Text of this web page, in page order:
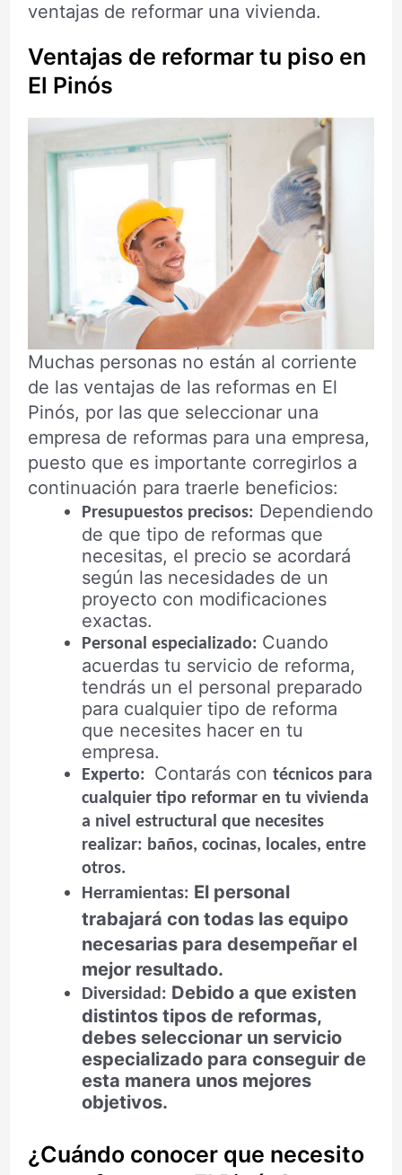
ventajas de reformar una vivienda.
Ventajas de reformar tu piso en
El Pinós
Muchas personas no están al corriente
de las ventajas de las reformas en El
Pinós, por las que seleccionar una
empresa de reformas para una empresa,
puesto que es importante corregirlos a
continuación para traerle beneficios:
Presupuestos precisos: Dependiendo
de que tipo de reformas que
necesitas, el precio se acordará
según las necesidades de un
proyecto con modificaciones
exactas.
Personal especializado: Cuando
acuerdas tu servicio de reforma,
tendrás un el personal preparado
para cualquier tipo de reforma
que necesites hacer en tu
empresa.
Experto: Contarás contécnicos para
cualquier tipo reformar en tu vivienda
a nivel estructural que necesites
realizar: baños, cocinas, locales, entre
otros.
Herramientas: El personal
trabajará con todas las equipo
necesarias para desempeñar el
mejor resultado.
Diversidad: Debido a que existen
distintos tipos de reformas,
debes seleccionar un servicio
especializado para conseguir de
esta manera unos mejores
objetivos.
¿Cuándo conocer que necesito